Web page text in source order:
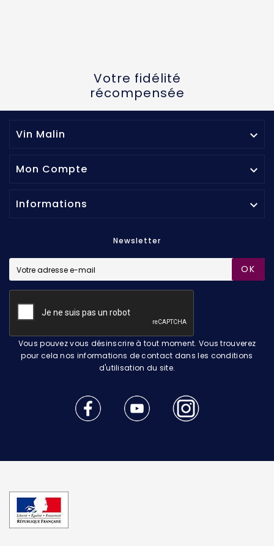
Votre fidélité
récompensée
Vin Malin 
Mon Compte 
Informations 
Newsletter
OK
Vous pouvez vous désinscrire à tout moment. Vous trouverez
pour cela nos informations de contact dans les conditions
d'utilisation du site.